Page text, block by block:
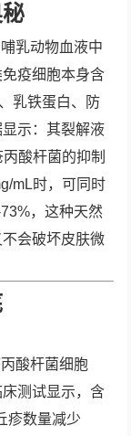
乳动物血液中
疫细胞本身含
乳铁蛋白、防
示：其裂解液
酸杆菌的抑制
mL时，可同时
，这种天然
会破坏皮肤微
酸杆菌细胞
测试显示，含
疹数量减少